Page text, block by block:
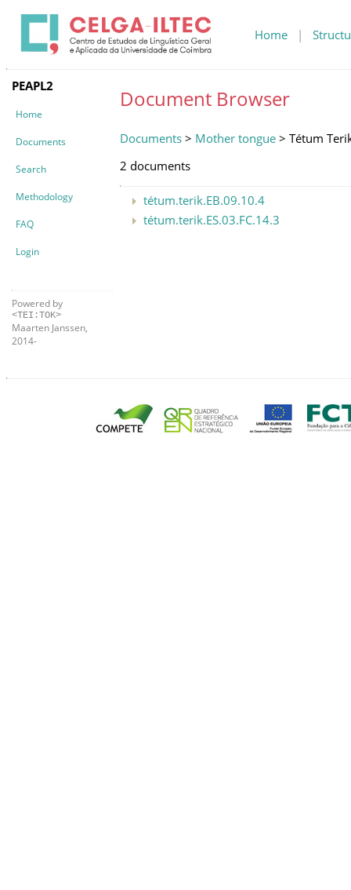
Home |
PEAPL2
Home
Documents
Search
Methodology
FAQ
Login
Powered by
<TEI:TOK>
Maarten Janssen,
2014-
Document Browser
Documents > Mother tongue > Tétum
2 documents
tétum.terik.EB.09.10.4
tétum.terik.ES.03.FC.14.3